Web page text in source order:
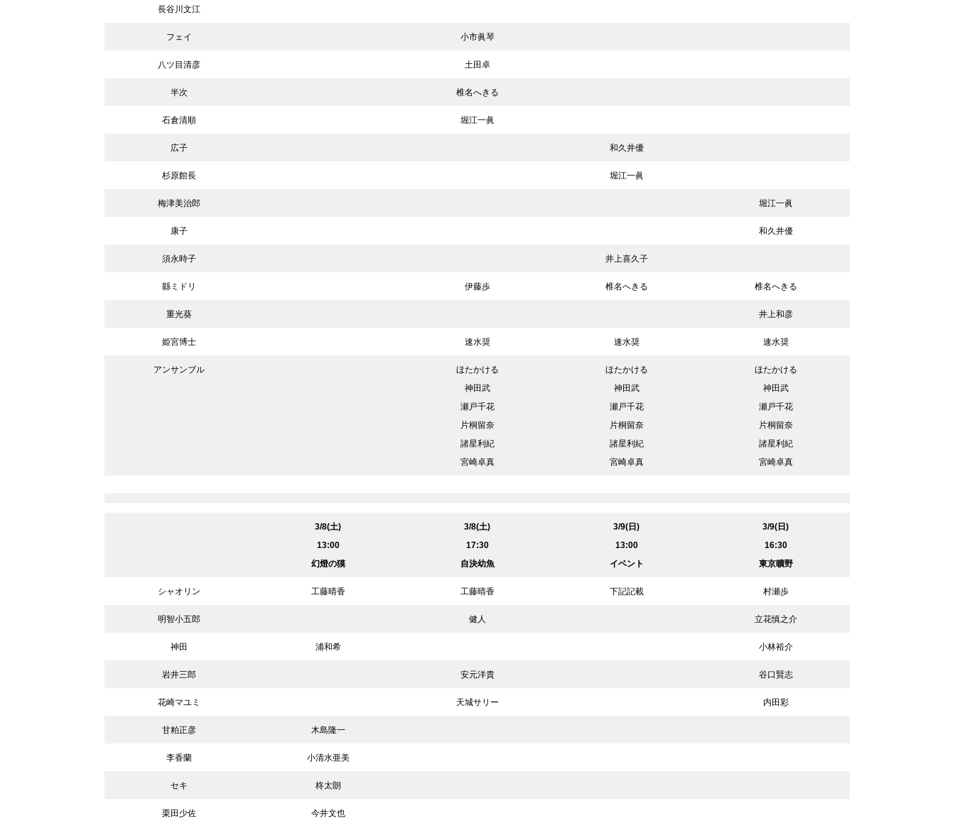
長谷川文江
フェイ 小市眞琴
八ツ目清彦 土田卓
半次 椎名へきる
石倉清順 堀江一眞
広子 和久井優
杉原館長 堀江一眞
梅津美治郎 堀江一眞
康子 和久井優
須永時子 井上喜久子
縣ミドリ 伊藤歩 椎名へきる 椎名へきる
重光葵 井上和彦
姫宮博士 速水奨 速水奨 速水奨
アンサンブル
ほたかける
神田武
瀬戸千花
片桐留奈
諸星利紀
宮崎卓真
ほたかける
神田武
瀬戸千花
片桐留奈
諸星利紀
宮崎卓真
ほたかける
神田武
瀬戸千花
片桐留奈
諸星利紀
宮崎卓真
3/8(土)
13:00
幻燈の獏
3/8(土)
17:30
自決幼魚
3/9(日)
13:00
イベント
3/9(日)
16:30
東京曠野
シャオリン 工藤晴香 工藤晴香 下記記載 村瀬歩
明智小五郎 健人 立花慎之介
神田 浦和希 小林裕介
岩井三郎 安元洋貴 谷口賢志
花崎マユミ 天城サリー 内田彩
甘粕正彦 木島隆一
李香蘭 小清水亜美
セキ 柊太朗
栗田少佐 今井文也